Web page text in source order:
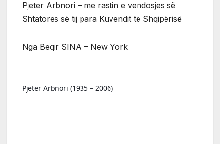
Pjeter Arbnori – me rastin e vendosjes së
Shtatores së tij para Kuvendit të Shqipërisë
Nga Beqir SINA – New York
Pjetër Arbnori (1935 – 2006)